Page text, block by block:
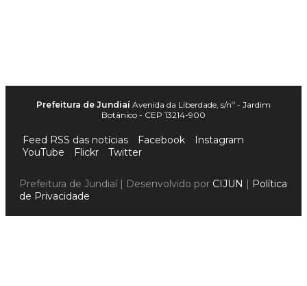
Prefeitura de Jundiaí Avenida da Liberdade, s/nº - Jardim
Botânico - CEP 13214-900
Feed RSS das notícias Facebook
Instagram
YouTube
Flickr Twitter
Prefeitura de Jundiaí | Desenvolvido por CIJUN | Política
de Privacidade